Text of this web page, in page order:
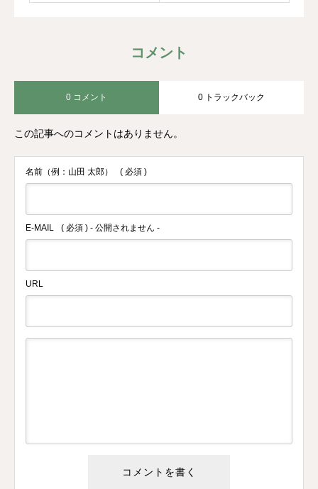
コメント
0 コメント 0 トラックバック
この記事へのコメントはありません。
名前（例：山田 太郎） ( 必須 )
E-MAIL ( 必須 ) - 公開されません -
URL